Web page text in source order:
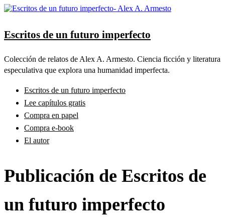
Skip
Escritos de un futuro imperfecto
Colección de relatos de Alex A. Armesto. Ciencia ficción y literatura
especulativa que explora una humanidad imperfecta.
Escritos de un futuro imperfecto
Lee capítulos gratis
Compra en papel
Compra e-book
El autor
Publicación de Escritos de
un futuro imperfecto